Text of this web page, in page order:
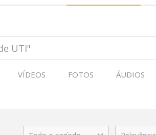
VÍDEOS FOTOS ÁUDIOS